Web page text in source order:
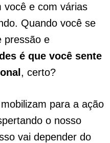
você e com várias
Quando você se
pressão e
é que você sente
, certo?
para a ação
o nosso
vai depender do